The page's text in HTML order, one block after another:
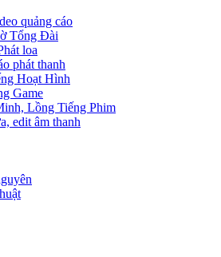
quảng cáo
Tổng Đài
loa
phát thanh
Hoạt Hình
Game
Lồng Tiếng Phim
edit âm thanh